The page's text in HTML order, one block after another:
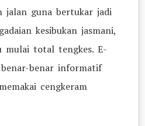
jalan guna bertukar jadi
kesibukan jasmani,
mulai total tengkes. E-
benar informatif
cengkeram